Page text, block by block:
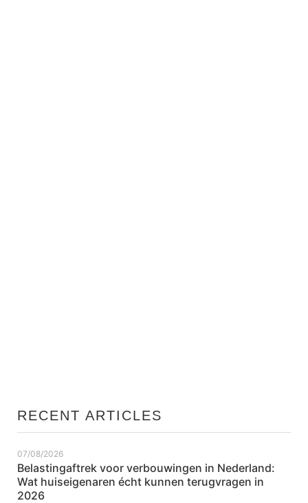
RECENT ARTICLES
Belastingaftrek voor verbouwingen in Nederland:
Wat huiseigenaren écht kunnen terugvragen in
2026
07/08/2026